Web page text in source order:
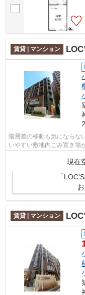
賃貸 | マンション
階層差の移動も気にならな
いやすい敷地内ごみ置き場
だと、膝や足や腰への負担
現在
「
賃貸 | マンション